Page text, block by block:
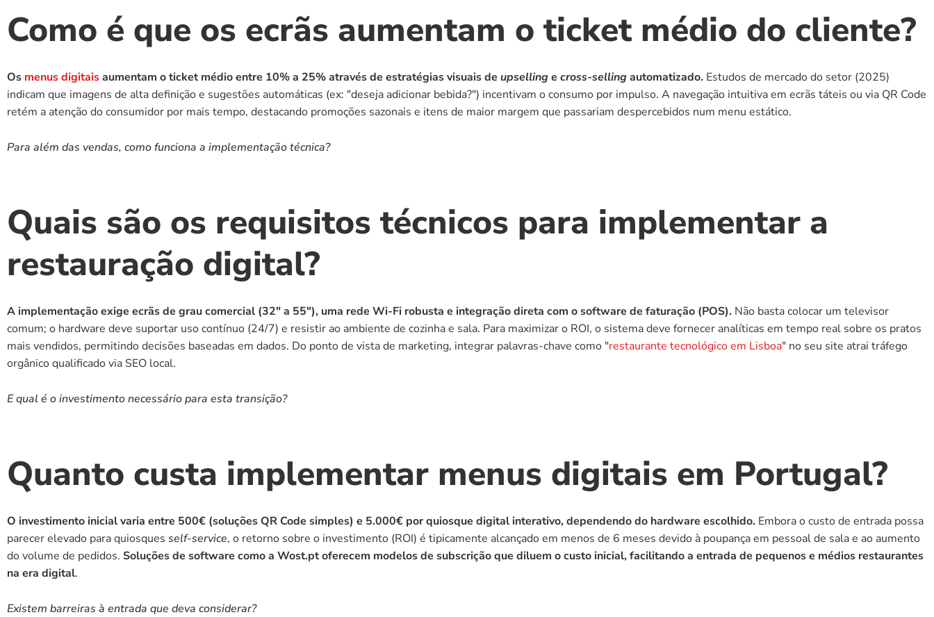
Como é que os ecrãs aumentam o ticket médio do cliente?
Os menus digitais aumentam o ticket médio entre 10% a 25% através de estratégias visuais de upselling e cross-selling automatizado. Estudos de mercado do setor (2025)
indicam que imagens de alta definição e sugestões automáticas (ex: "deseja adicionar bebida?") incentivam o consumo por impulso. A navegação intuitiva em ecrãs táteis ou via QR Code
retém a atenção do consumidor por mais tempo, destacando promoções sazonais e itens de maior margem que passariam despercebidos num menu estático.
Para além das vendas, como funciona a implementação técnica?
Quais são os requisitos técnicos para implementar a
restauração digital?
A implementação exige ecrãs de grau comercial (32" a 55"), uma rede Wi-Fi robusta e integração direta com o software de faturação (POS). Não basta colocar um televisor
comum; o hardware deve suportar uso contínuo (24/7) e resistir ao ambiente de cozinha e sala. Para maximizar o ROI, o sistema deve fornecer analíticas em tempo real sobre os pratos
mais vendidos, permitindo decisões baseadas em dados. Do ponto de vista de marketing, integrar palavras-chave como "restaurante tecnológico em Lisboa" no seu site atrai tráfego
orgânico qualificado via SEO local.
E qual é o investimento necessário para esta transição?
Quanto custa implementar menus digitais em Portugal?
O investimento inicial varia entre 500€ (soluções QR Code simples) e 5.000€ por quiosque digital interativo, dependendo do hardware escolhido. Embora o custo de entrada possa
parecer elevado para quiosques self-service, o retorno sobre o investimento (ROI) é tipicamente alcançado em menos de 6 meses devido à poupança em pessoal de sala e ao aumento
do volume de pedidos. Soluções de software como a Wost.pt oferecem modelos de subscrição que diluem o custo inicial, facilitando a entrada de pequenos e médios restaurantes
na era digital.
Existem barreiras à entrada que deva considerar?